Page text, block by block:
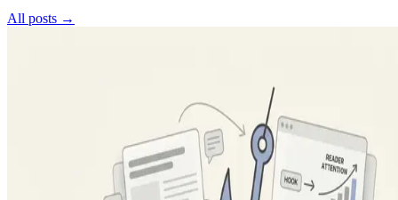
All posts →